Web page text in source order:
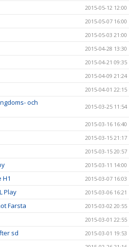
2015-05-12 12:00
2015-05-07 16:00
2015-05-03 21:00
2015-04-28 13:30
2015-04-21 09:35
2015-04-09 21:24
2015-04-01 22:15
och
2015-03-25 11:54
2015-03-16 16:40
2015-03-15 21:17
2015-03-15 20:57
2015-03-11 14:00
H1 2015-03-07 16:03
Play 2015-03-06 16:21
Farsta 2015-03-02 20:55
2015-03-01 22:55
sd 2015-03-01 19:53